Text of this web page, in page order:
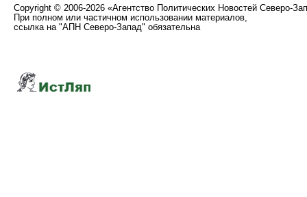
Copyright © 2006-2026 «Агентство Политических Новостей Северо-
При полном или частичном использовании материалов,
ссылка на "АПН Северо-Запад" обязательна